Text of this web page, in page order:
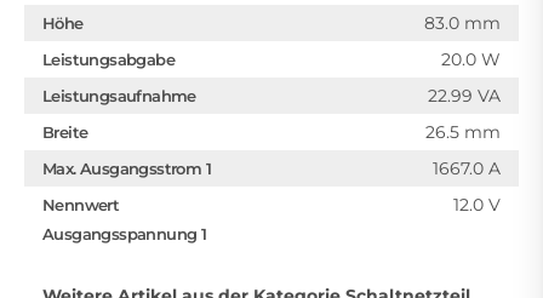
Höhe 83.0 mm
Leistungsabgabe 20.0 W
Leistungsaufnahme 22.99 VA
Breite 26.5 mm
Max. Ausgangsstrom 1 1667.0 A
Nennwert
Ausgangsspannung 1
12.0 V